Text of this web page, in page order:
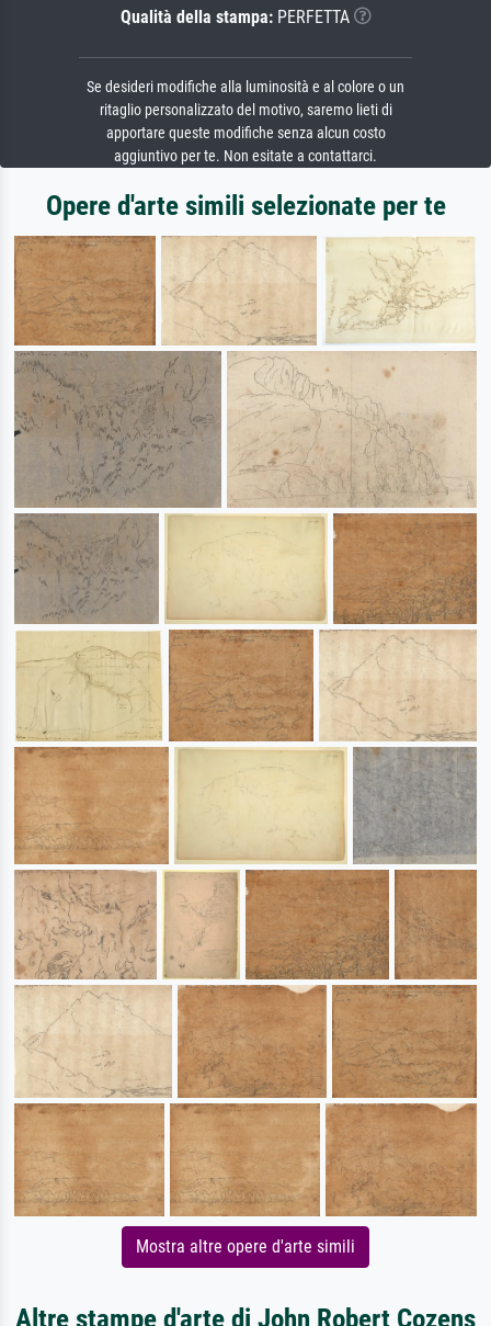
Qualità della stampa:PERFETTA
Se desideri modifiche alla luminosità e al colore o un
ritaglio personalizzato del motivo, saremo lieti di
apportare queste modifiche senza alcun costo
aggiuntivo per te. Non esitate a contattarci.
Opere d'arte simili selezionate per te
Mostra altre opere d'arte simili
Altre stampe d'arte di John Robert Cozens